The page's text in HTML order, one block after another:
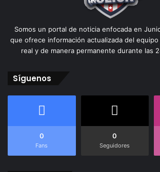
Somos un portal de noticia enfocada en
que ofrece información actualizada del
real y de manera permanente durante las
Síguenos
0
Fans
0
Seguidores